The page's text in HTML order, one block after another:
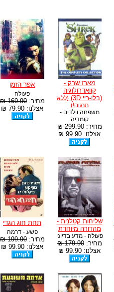
מארז שרק -
קוואדרולוגיה
(בלו-ריי 3D)
(ללא
תרגום!)
משפחה וילדים -
קומדיה
מחיר:299.90 ₪
אצלנו: 99.90 ₪
אפר הזמן
פעולה
מחיר:169.90 ₪
אצלנו: 79.90 ₪
שליחות קטלנית -
מהדורה מיוחדת
פעולה - מדע בדיוני
מחיר:179.90 ₪
אצלנו: 99.90 ₪
תחת חוג הגדי
פשע - דרמה
מחיר:199.90 ₪
אצלנו: 99.90 ₪